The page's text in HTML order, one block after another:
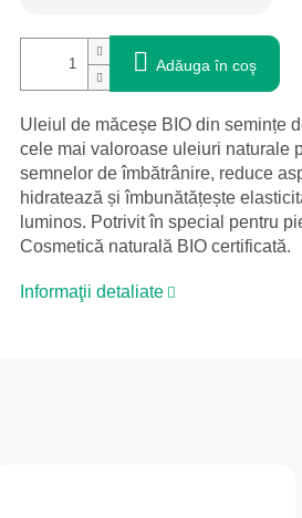
Adăuga în coş
Uleiul de măceșe BIO din semințe
cele mai valoroase uleiuri naturale
semnelor de îmbătrânire, reduce
hidratează și îmbunătățește
luminos. Potrivit în special pentru
Cosmetică naturală BIO certificată.
Informaţii detaliate